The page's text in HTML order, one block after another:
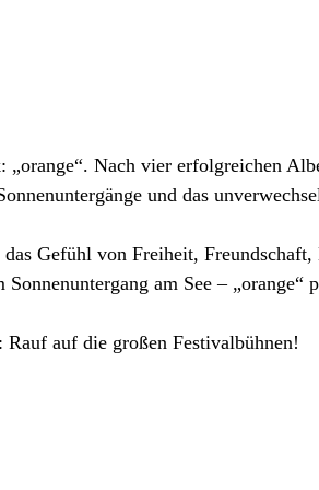
Nach vier erfolgreichen
und das
Gefühl von Freiheit,
am See – „orange“
auf die großen Festivalbühnen!